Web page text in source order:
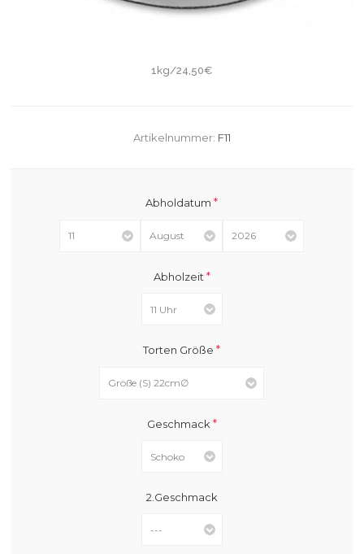
1kg/24,50€
Artikelnummer: F11
Abholdatum*
Abholzeit *
Torten Größe*
Geschmack *
2.Geschmack